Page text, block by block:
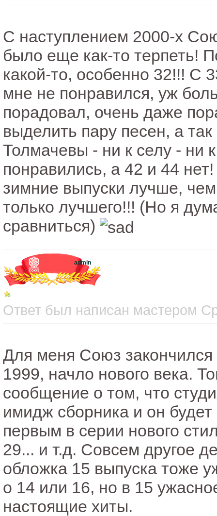
С наступлением 2000-х
было еще как-то терпеть!
какой-то, особенно 32!!! С
мне не понравился, уж
порадовал, очень даже
выделить пару песен, а
Толмачевы - ни к селу - ни
понравились, а 42 и 44
зимние выпуски лучше,
только лучшего!!! (Но я
сравниться)
admin
Ответ был написан мастером
Для меня Союз закончился
1999, начло нового века.
сообщение о том, что
имидж сборника и он
первым в серии нового
29... и т.д. Совсем другое
обложка 15 выпуска тоже
о 14 или 16, но в 15
настоящие хиты.